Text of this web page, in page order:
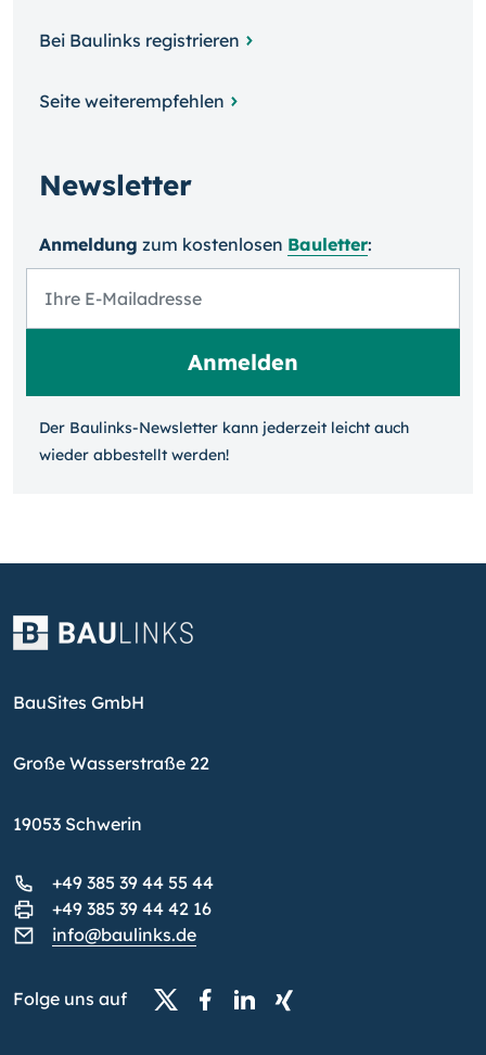
Bei Baulinks registrieren
Seite weiterempfehlen
Newsletter
Anmeldung zum kosten­losen Bauletter:
Der Baulinks-Newsletter kann jeder­zeit leicht auch
wieder ab­bestellt werden!
BauSites GmbH
Große Wasserstraße 22
19053 Schwerin
+49 385 39 44 55 44
+49 385 39 44 42 16
info@baulinks.de
Folge uns auf